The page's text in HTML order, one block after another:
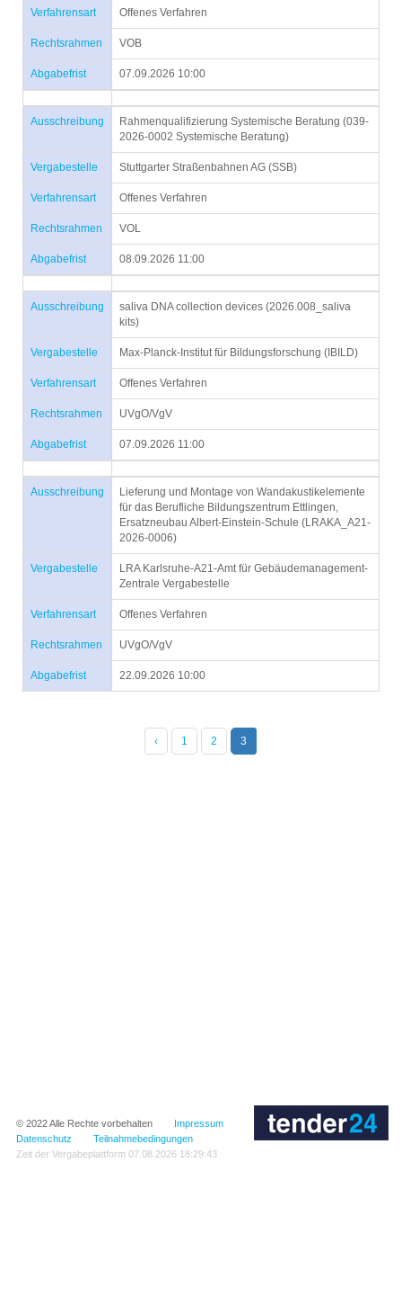
Verfahrensart Offenes Verfahren
Rechtsrahmen VOB
Abgabefrist 07.09.2026 10:00
Ausschreibung
Rahmenqualifizierung Systemische Beratung (039-
2026-0002 Systemische Beratung)
Vergabestelle Stuttgarter Straßenbahnen AG (SSB)
Verfahrensart Offenes Verfahren
Rechtsrahmen VOL
Abgabefrist 08.09.2026 11:00
Ausschreibung
saliva DNA collection devices (2026.008_saliva
kits)
Vergabestelle Max-Planck-Institut für Bildungsforschung (IBILD)
Verfahrensart Offenes Verfahren
Rechtsrahmen UVgO/VgV
Abgabefrist 07.09.2026 11:00
Ausschreibung
Lieferung und Montage von Wandakustikelemente
für das Berufliche Bildungszentrum Ettlingen,
Ersatzneubau Albert-Einstein-Schule (LRAKA_A21-
2026-0006)
Vergabestelle
LRA Karlsruhe-A21-Amt für Gebäudemanagement-
Zentrale Vergabestelle
Verfahrensart Offenes Verfahren
Rechtsrahmen UVgO/VgV
Abgabefrist 22.09.2026 10:00
‹ 1 2 3
© 2022Alle Rechte vorbehalten
Impressum
Datenschutz
Teilnahmebedingungen
Zeit der Vergabeplattform 07.08.2026 18:29:43